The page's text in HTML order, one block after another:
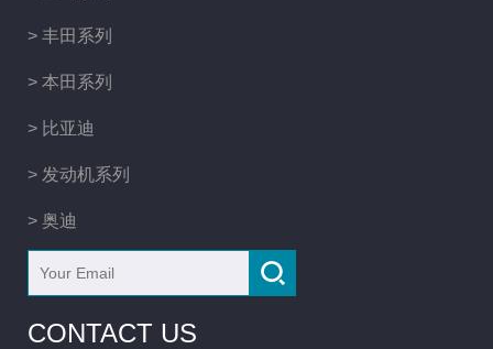
> 丰田系列
> 本田系列
> 比亚迪
> 发动机系列
> 奥迪
CONTACT US